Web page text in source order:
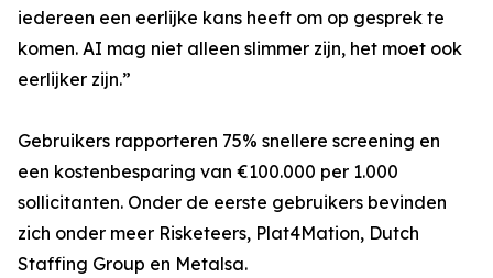
iedereen een eerlijke kans heeft om op gesprek te
komen. AI mag niet alleen slimmer zijn, het moet ook
eerlijker zijn.”
Gebruikers rapporteren 75% snellere screening en
een kostenbesparing van €100.000 per 1.000
sollicitanten. Onder de eerste gebruikers bevinden
zich onder meer Risketeers, Plat4Mation, Dutch
Staffing Group en Metalsa.